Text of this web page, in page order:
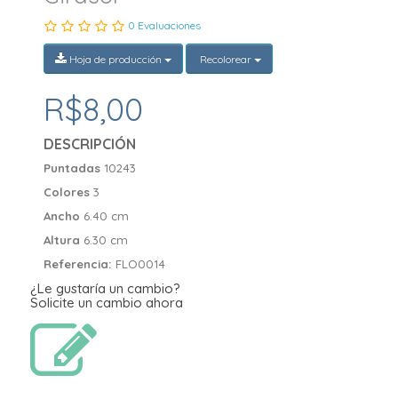
0 Evaluaciones
Hoja de producción Recolorear
R$8,00
DESCRIPCIÓN
Puntadas 10243
Colores3
Ancho 6.40 cm
Altura 6.30 cm
Referencia: FLO0014
¿Le gustaría un cambio?
Solicite un cambio ahora